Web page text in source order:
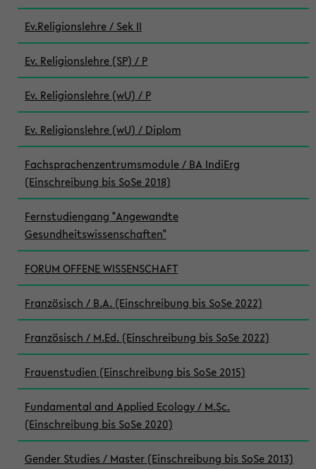
Ev.Religionslehre / Sek II
Ev. Religionslehre (SP) / P
Ev. Religionslehre (wU) / P
Ev. Religionslehre (wU) / Diplom
Fachsprachenzentrumsmodule / BA IndiErg
(Einschreibung bis SoSe 2018)
Fernstudiengang "Angewandte
Gesundheitswissenschaften"
FORUM OFFENE WISSENSCHAFT
Französisch / B.A. (Einschreibung bis SoSe 2022)
Französisch / M.Ed. (Einschreibung bis SoSe 2022)
Frauenstudien (Einschreibung bis SoSe 2015)
Fundamental and Applied Ecology / M.Sc.
(Einschreibung bis SoSe 2020)
Gender Studies / Master (Einschreibung bis SoSe 2013)